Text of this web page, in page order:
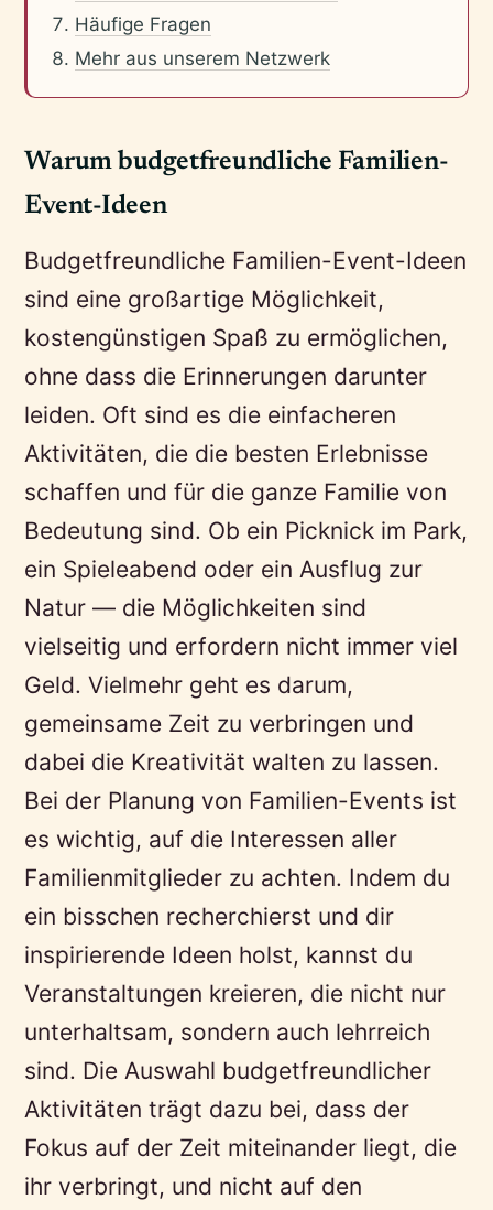
Häufige Fragen
Mehr aus unserem Netzwerk
Warum budgetfreundliche Familien-
Event-Ideen
Budgetfreundliche Familien-Event-Ideen
sind eine großartige Möglichkeit,
kostengünstigen Spaß zu ermöglichen,
ohne dass die Erinnerungen darunter
leiden. Oft sind es die einfacheren
Aktivitäten, die die besten Erlebnisse
schaffen und für die ganze Familie von
Bedeutung sind. Ob ein Picknick im Park,
ein Spieleabend oder ein Ausflug zur
Natur — die Möglichkeiten sind
vielseitig und erfordern nicht immer viel
Geld. Vielmehr geht es darum,
gemeinsame Zeit zu verbringen und
dabei die Kreativität walten zu lassen.
Bei der Planung von Familien-Events ist
es wichtig, auf die Interessen aller
Familienmitglieder zu achten. Indem du
ein bisschen recherchierst und dir
inspirierende Ideen holst, kannst du
Veranstaltungen kreieren, die nicht nur
unterhaltsam, sondern auch lehrreich
sind. Die Auswahl budgetfreundlicher
Aktivitäten trägt dazu bei, dass der
Fokus auf der Zeit miteinander liegt, die
ihr verbringt, und nicht auf den